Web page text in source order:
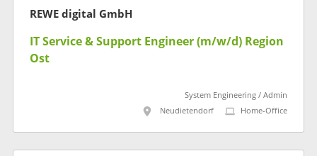
REWE digital GmbH
IT Service & Support Engineer (m/w/d) Region
Ost
System Engineering / Admin
Neudietendorf
Home-Office